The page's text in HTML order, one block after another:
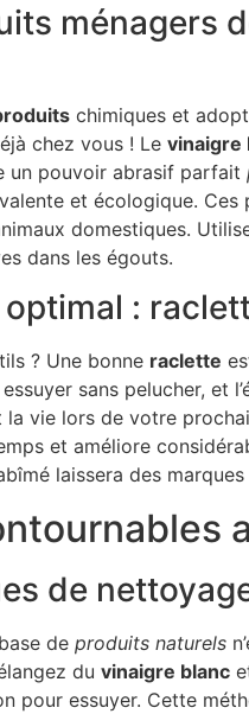
ménagers
chimiques et
chez vous ! Le vinaigre
un pouvoir abrasif parfait
et écologique.
domestiques.
dans les égouts.
:
? Une bonne raclette
sans pelucher, et
vie lors de votre
et améliore
laissera des
de
de produits naturels
du vinaigre blanc
pour essuyer. Cette